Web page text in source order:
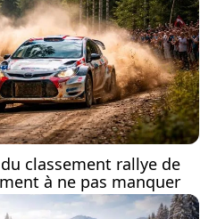
classement rallye de
à ne pas manquer